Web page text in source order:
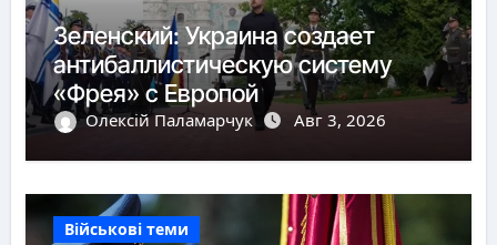
Зеленский: Украина создает
антибаллистическую систему
«Фрея» с Европой
Олексій Паламарчук Авг 3, 2026
Військові теми